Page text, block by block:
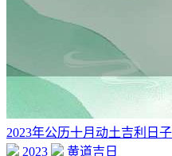
2023年公历十月动土吉利日
2023
黄道吉日